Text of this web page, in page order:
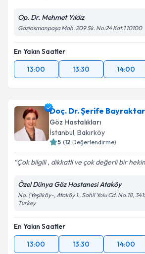
Op. Dr. Mehmet Yıldız
Gaziosmanpaşa Mah. 209 Sk. No:24 Kat:1 10100
En Yakın Saatler
13:00
13:30 14:00
Doç. Dr. Şerife Bayraktar
Göz Hastalıkları
İstanbul, Bakırköy
5 (12 Değerlendirme)
Çok bilgili , dikkatli ve çok değerli bir
Özel Dünya Göz Hastanesi Ataköy
No: (Yeşilköy-, Ataköy 1., Sahil Yolu Cd. No:18,
Turkey
En Yakın Saatler
13:00
13:30 14:00